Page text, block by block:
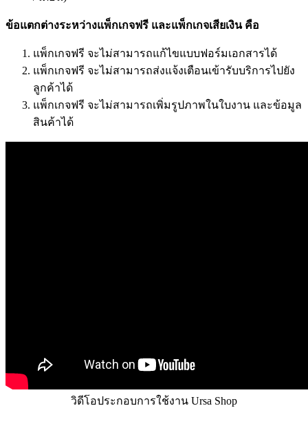
ข้อแตกต่างระหว่างแพ็กเกจฟรี และแพ็กเกจเสียเงิน คือ
แพ็กเกจฟรี จะไม่สามารถแก้ไขแบบฟอร์มเอกสารได้
แพ็กเกจฟรี จะไม่สามารถส่งแจ้งเตือนเข้ารับบริการไปยัง
ลูกค้าได้
แพ็กเกจฟรี จะไม่สามารถเพิ่มรูปภาพในใบงาน และข้อมูล
สินค้าได้
วิดีโอประกอบการใช้งาน Ursa Shop